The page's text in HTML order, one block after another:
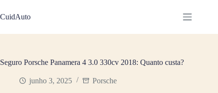
para
o
CuidAuto
Seguro Porsche Panamera 4 3.0 330cv 2018: Quanto custa?
junho 3, 2025 Porsche